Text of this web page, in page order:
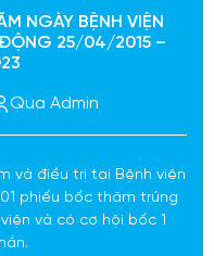
NGÀY BỆNH VIỆN
ĐỘNG 25/04/2015 –
Qua Admin
và điều trị tại Bệnh viện
phiếu bốc thăm trúng
và có cơ hội bốc 1